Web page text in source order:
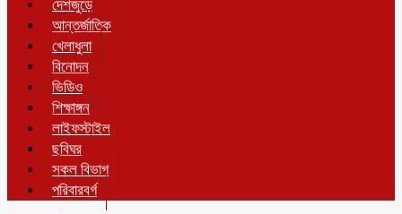
দেশজুড়ে
আন্তর্জাতিক
খেলাধুলা
বিনোদন
ভিডিও
শিক্ষাঙ্গন
লাইফস্টাইল
ছবিঘর
সকল বিভাগ
পরিবারবর্গ